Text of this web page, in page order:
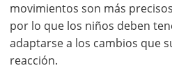
movimientos son más
por lo que los niños deben
adaptarse a los cambios que
reacción.